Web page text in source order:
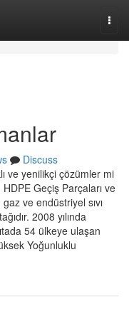
Discuss
ve yenilikçi çözümler mi
Geçiş Parçaları ve
ve endüstriyel sıvı
2008 yılında
54 ülkeye ulaşan
Yoğunluklu